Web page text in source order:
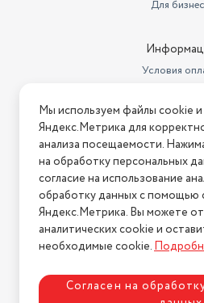
Для
Условия
Условия
Нашли ошибку на сайте?
2026 © Интернет-магазин
Политика
Мы используем файлы cookie и
Яндекс.Метрика для
анализа посещаемости.
на обработку персональных
согласие на использование
обработку данных с помощью
Яндекс.Метрика. Вы можете
аналитических cookie и
необходимые cookie.
Согласен на